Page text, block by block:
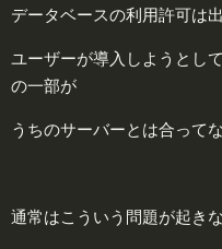
データベースの利用許可は
ユーザーが導入しようとし
の一部が
うちのサーバーとは合って
通常はこういう問題が起き